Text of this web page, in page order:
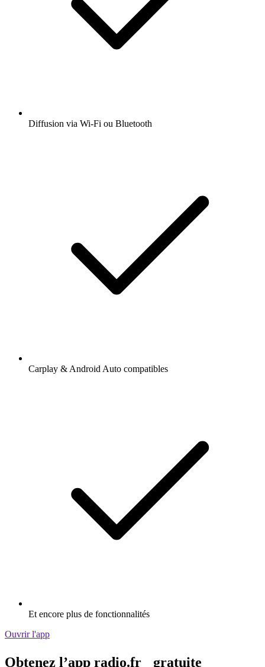
Diffusion via Wi-Fi ou Bluetooth
Carplay & Android Auto compatibles
Et encore plus de fonctionnalités
Ouvrir l'app
Obtenez l’app radio.fr gratuite